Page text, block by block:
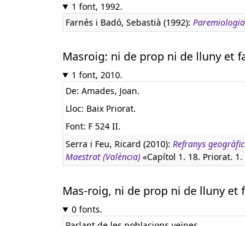
1 font, 1992.
Farnés i Badó, Sebastià (1992):
Masroig: ni de prop ni de lluny et
1 font, 2010.
De: Amades, Joan.
Lloc: Baix Priorat.
Font: F 524 II.
Serra i Feu, Ricard (2010): Refranys
Maestrat (València) «Capítol 1. 18. Priorat.
Mas-roig, ni de prop ni de lluny et
0 fonts.